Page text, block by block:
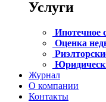
Услуги
Ипотечное
Оценка
Журнал
О компании
Контакты